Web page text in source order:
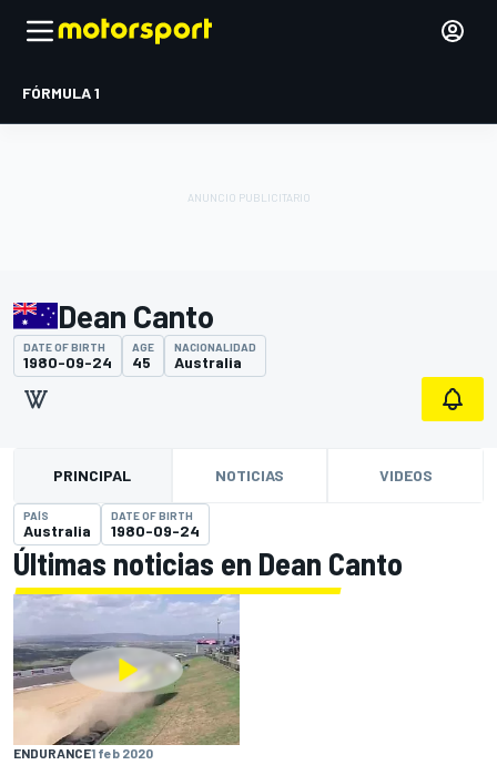
FÓRMULA 1
Dean Canto
DATE OF BIRTH
1980-09-24
AGE
45
NACIONALIDAD
Australia
PRINCIPAL NOTICIAS VIDEOS
PAÍS
Australia
DATE OF BIRTH
1980-09-24
Últimas noticias en Dean Canto
ENDURANCE1 feb 2020